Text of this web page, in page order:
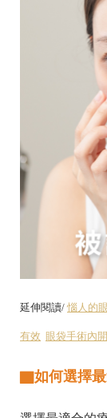
延伸閱讀/ 惱人的
有效 眼袋手術內
▇如何選擇